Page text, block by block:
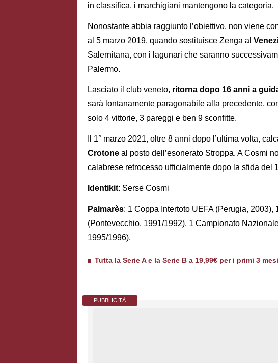
in classifica, i marchigiani mantengono la categoria.
Nonostante abbia raggiunto l’obiettivo, non viene
al 5 marzo 2019, quando sostituisce Zenga al
Salernitana, con i lagunari che saranno
Palermo.
Lasciato il club veneto, ritorna dopo 16 anni a
sarà lontanamente paragonabile alla precedente,
solo 4 vittorie, 3 pareggi e ben 9 sconfitte.
Il 1° marzo 2021, oltre 8 anni dopo l’ultima volta,
Crotone al posto dell’esonerato Stroppa. A Cosmi
calabrese retrocesso ufficialmente dopo la sfida del
Identikit: Serse Cosmi
Palmarès: 1 Coppa Intertoto UEFA (Perugia, 2003),
(Pontevecchio, 1991/1992), 1 Campionato
1995/1996).
Tutta la Serie A e la Serie B a 19,99€ per i primi 3
PUBBLICITÀ